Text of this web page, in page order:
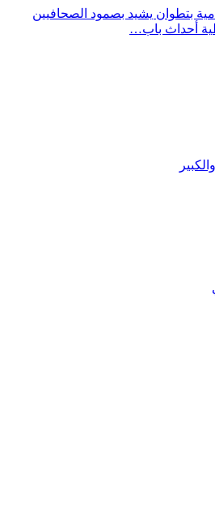
بتطوان يشيد بصمود الصحافيين
أحداث باب…